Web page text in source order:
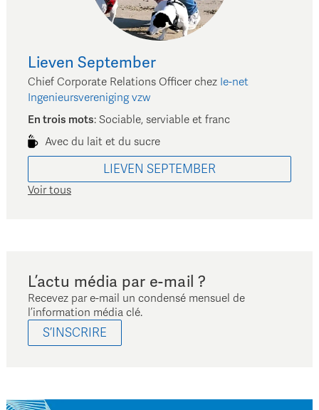
Lieven September
Chief Corporate Relations Officer chez Ie-net
Ingenieursvereniging vzw
En trois mots: Sociable, serviable et franc
Avec du lait et du sucre
LIEVEN SEPTEMBER
Voir tous
L’actu média par e-mail ?
Recevez par e-mail un condensé mensuel de
l’information média clé.
S’INSCRIRE